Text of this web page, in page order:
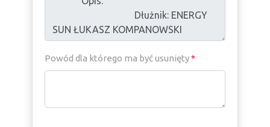
Powód dla którego ma być usunięty*